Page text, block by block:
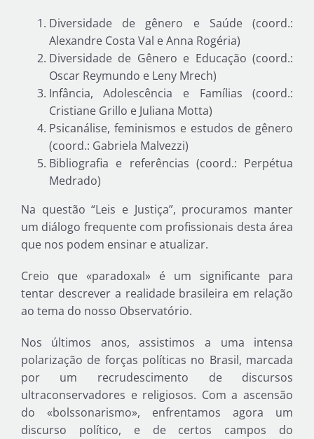
Diversidade de gênero e Saúde (coord.:
Alexandre Costa Val e Anna Rogéria)
Diversidade de Gênero e Educação (coord.:
Oscar Reymundo e Leny Mrech)
Infância, Adolescência e Famílias (coord.:
Cristiane Grillo e Juliana Motta)
Psicanálise, feminismos e estudos de gênero
(coord.: Gabriela Malvezzi)
Bibliografia e referências (coord.: Perpétua
Medrado)
Na questão “Leis e Justiça”, procuramos manter
um diálogo frequente com profissionais desta área
que nos podem ensinar e atualizar.
Creio que «paradoxal» é um significante para
tentar descrever a realidade brasileira em relação
ao tema do nosso Observatório.
Nos últimos anos, assistimos a uma intensa
polarização de forças políticas no Brasil, marcada
por um recrudescimento de discursos
ultraconservadores e religiosos. Com a ascensão
do «bolssonarismo», enfrentamos agora um
discurso político, e de certos campos do